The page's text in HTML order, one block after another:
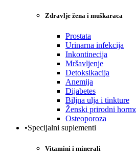
Zdravlje žena i muškaraca
Prostata
Urinarna infekcija
Inkontinecija
Mršavljenje
Detoksikacija
Anemija
Dijabetes
Biljna ulja i tinkture
Ženski prirodni
Osteoporoza
•Specijalni suplementi
Vitamini i minerali